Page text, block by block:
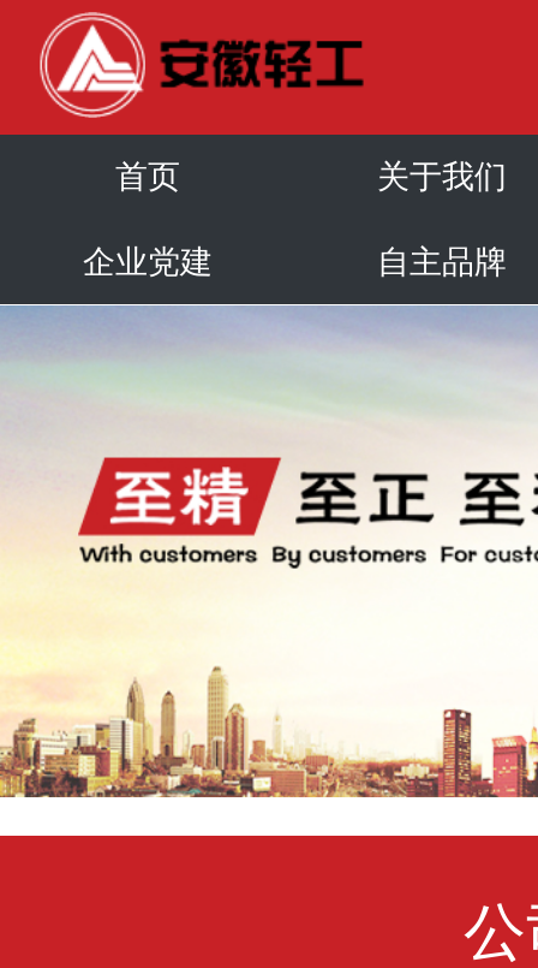
首页 关于我们
企业党建 自主品牌